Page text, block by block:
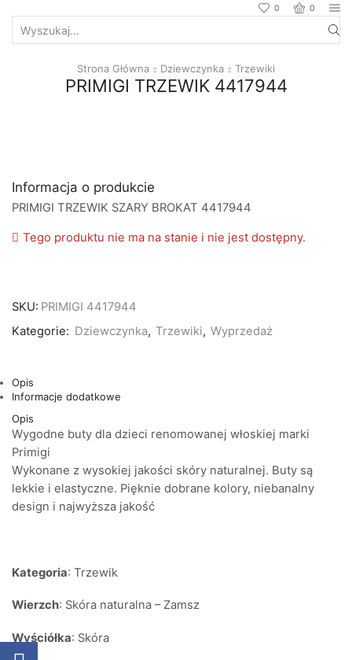
0 0
Strona Główna Dziewczynka Trzewiki
PRIMIGI TRZEWIK 4417944
Informacja o produkcie
PRIMIGI TRZEWIK SZARY BROKAT 4417944
Tego produktu nie ma na stanie i nie jest dostępny.
SKU: PRIMIGI 4417944
Kategorie: Dziewczynka, Trzewiki, Wyprzedaż
Opis
Informacje dodatkowe
Opis
Wygodne buty dla dzieci renomowanej włoskiej marki
Primigi
Wykonane z wysokiej jakości skóry naturalnej. Buty są
lekkie i elastyczne. Pięknie dobrane kolory, niebanalny
design i najwyższa jakość
Kategoria: Trzewik
Wierzch: Skóra naturalna – Zamsz
Wyściółka: Skóra